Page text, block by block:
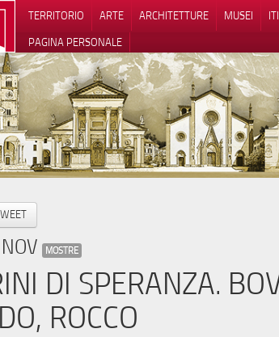
TERRITORIO ARTE ARCHITETTURE MUSEI
PAGINA PERSONALE
MOSTRE
DI SPERANZA.
ROCCO